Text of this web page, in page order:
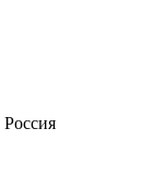
Россия